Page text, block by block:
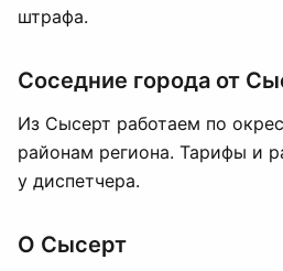
штрафа.
Соседние города от
Из Сысерт работаем по
районам региона. Тарифы и
у диспетчера.
О Сысерт